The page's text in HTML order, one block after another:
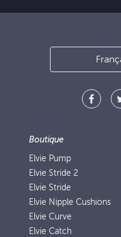
Boutique
Elvie Pump
Elvie Stride 2
Elvie Stride
Elvie Nipple Cushions
Elvie Curve
Elvie Catch